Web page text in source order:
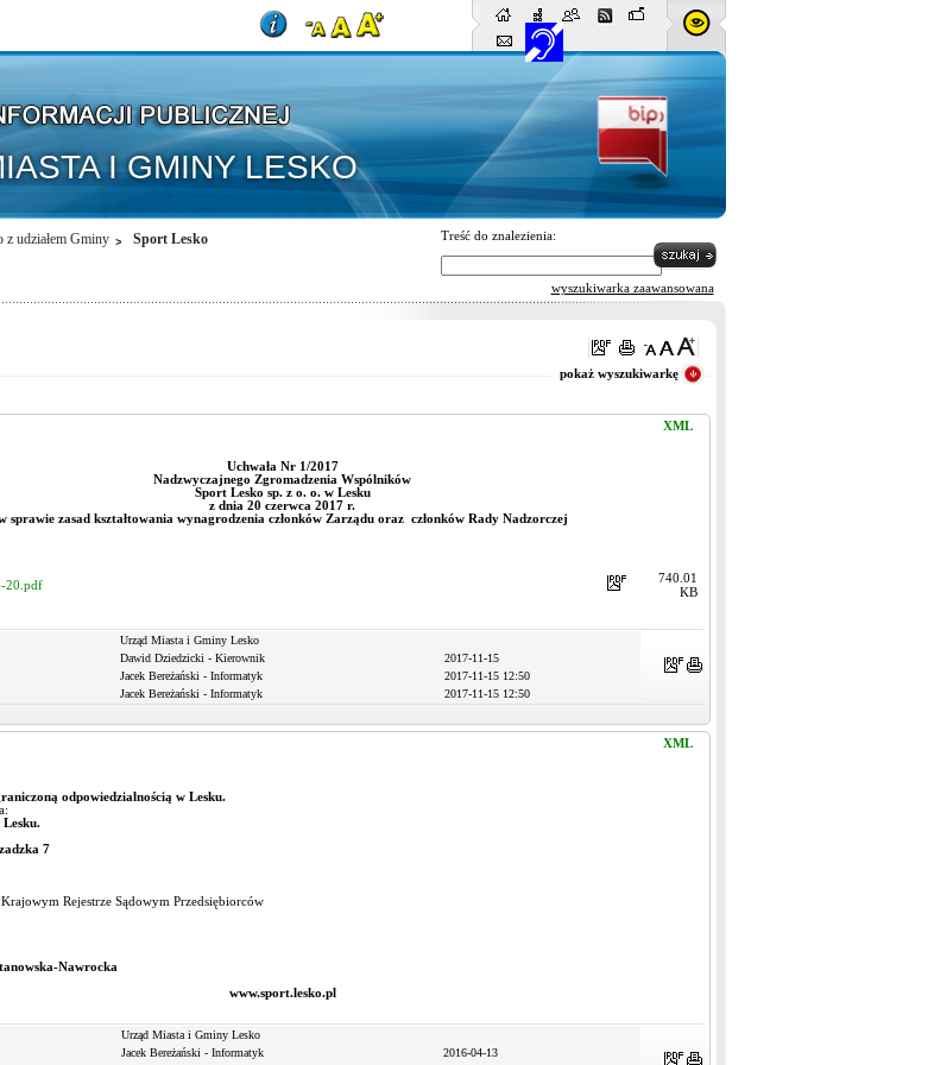
I GMINY LESKO
z udziałem Gminy Sport Lesko Treść do znalezienia:
wyszukiwarka zaawansowana
pokaż wyszukiwarkę
Pasuje wszystko
XML
Uchwała Nr 1/2017
Nadzwyczajnego Zgromadzenia Wspólników
Sport Lesko sp. z o. o. w Lesku
z dnia 20 czerwca 2017 r.
sprawie zasad kształtowania wynagrodzenia członków Zarządu oraz członków Rady Nadzorczej
20.pdf
740.01
KB
Urząd Miasta i Gminy Lesko
Dawid Dziedzicki - Kierownik
2017-11-15
Jacek Bereżański - Informatyk
2017-11-15 12:50
Jacek Bereżański - Informatyk
2017-11-15 12:50
XML
odpowiedzialnością w Lesku.
Lesku.
7
Krajowym Rejestrze Sądowym Przedsiębiorców
Nawrocka
www.sport.lesko.pl
Urząd Miasta i Gminy Lesko
Jacek Bereżański - Informatyk
2016-04-13